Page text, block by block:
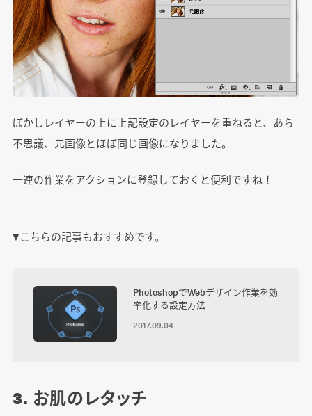
ぼかしレイヤーの上に上記設定のレイヤーを重ねると、あら
不思議、元画像とほぼ同じ画像になりました。
一連の作業をアクションに登録しておくと便利ですね！
▼こちらの記事もおすすめです。
PhotoshopでWebデザイン作業を効
率化する設定方法
2017.09.04
3. お肌のレタッチ